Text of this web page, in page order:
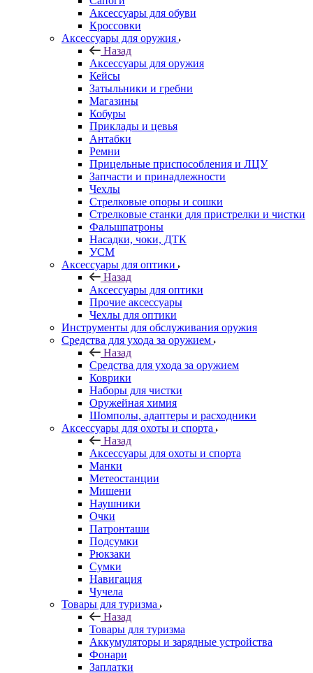
Аксессуары для обуви
Кроссовки
Аксессуары для оружия
Назад
Аксессуары для оружия
Кейсы
Затыльники и гребни
Магазины
Кобуры
Приклады и цевья
Антабки
Ремни
Прицельные приспособления и ЛЦУ
Запчасти и принадлежности
Чехлы
Стрелковые опоры и сошки
Стрелковые станки для пристрелки и чистки
Фальшпатроны
Насадки, чоки, ДТК
УСМ
Аксессуары для оптики
Назад
Аксессуары для оптики
Прочие аксессуары
Чехлы для оптики
Инструменты для обслуживания оружия
Средства для ухода за оружием
Назад
Средства для ухода за оружием
Коврики
Наборы для чистки
Оружейная химия
Шомполы, адаптеры и расходники
Аксессуары для охоты и спорта
Назад
Аксессуары для охоты и спорта
Манки
Метеостанции
Мишени
Наушники
Очки
Патронташи
Подсумки
Рюкзаки
Сумки
Навигация
Чучела
Товары для туризма
Назад
Товары для туризма
Аккумуляторы и зарядные устройства
Фонари
Заплатки